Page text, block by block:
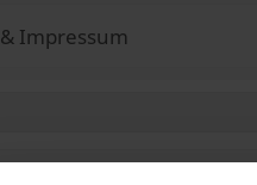
Impressum